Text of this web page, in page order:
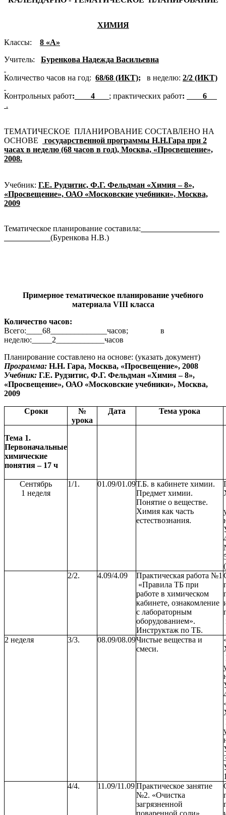
ХИМИЯ
Классы: 8 «А»
Учитель: Буренкова Надежда Васильевна
Количество часов на год: 68/68 (ИКТ); в неделю: 2/2 (ИКТ)
Контрольных работ: 4 ; практических работ:
6
.
ТЕМАТИЧЕСКОЕ ПЛАНИРОВАНИЕ СОСТАВЛЕНО НА
ОСНОВЕ
государственной программы Н.Н.Гара при 2
часах в неделю (68 часов в год), Москва, «Просвещение»,
2008.
Учебник: Г.Е. Рудзитис, Ф.Г. Фельдман «Химия – 8»,
«Просвещение», ОАО «Московские учебники», Москва,
2009
Тематическое планирование составила:
(Буренкова Н.В.)
Примерное тематическое планирование учебного
материала VIII класса
Количество часов:
Всего:____68______________часов; в
неделю:_____2____________часов
Планирование составлено на основе: (указать документ)
Программа: Н.Н. Гара, Москва, «Просвещение», 2008
Учебник: Г.Е. Рудзитис, Ф.Г. Фельдман «Химия – 8»,
«Просвещение», ОАО «Московские учебники», Москва,
2009
Сроки
№
урока
Дата Тема урока
Тема 1.
Первоначальные
химические
понятия – 17 ч
Сентябрь
1 неделя
1/1. 01.09/01.09Т.Б. в кабинете химии.
Предмет химии.
Понятие о веществе.
Химия как часть
естествознания.
2/2.
4.09/4.09
Практическая работа №1
«Правила ТБ при
работе в химическом
кабинете, ознакомление
с лабораторным
оборудованием».
Инструктаж по ТБ.
2 неделя 3/3. 08.09/08.09Чистые вещества и
смеси.
4/4.
11.09/11.09Практическое занятие
№2. «Очистка
загрязненной